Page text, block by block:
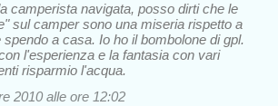
camperista navigata, posso dirti che le
sul camper sono una miseria rispetto a
spendo a casa. Io ho il bombolone di gpl.
l'esperienza e la fantasia con vari
risparmio l'acqua.
2010 alle ore 12:02